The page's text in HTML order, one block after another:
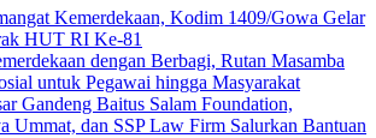
Kemerdekaan, Kodim 1409/Gowa Gelar
HUT RI Ke-81
dengan Berbagi, Rutan Masamba
untuk Pegawai hingga Masyarakat
Gandeng Baitus Salam Foundation,
Ummat, dan SSP Law Firm Salurkan Bantuan